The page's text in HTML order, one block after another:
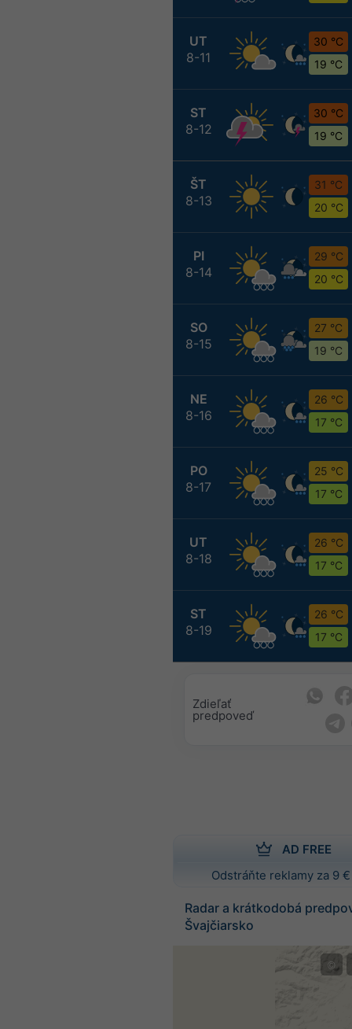
UT
8-11
30 °C
19 °C
ST
8-12
30 °C
19 °C
ŠT
8-13
31 °C
20 °C
PI
8-14
29 °C
20 °C
SO
8-15
27 °C
19 °C
NE
8-16
26 °C
17 °C
PO
8-17
25 °C
17 °C
UT
8-18
26 °C
17 °C
ST
8-19
26 °C
17 °C
Zdieľať
predpoveď
AD FREE
Odstráňte reklamy za 9
Radar a krátkodobá
Švajčiarsko
©